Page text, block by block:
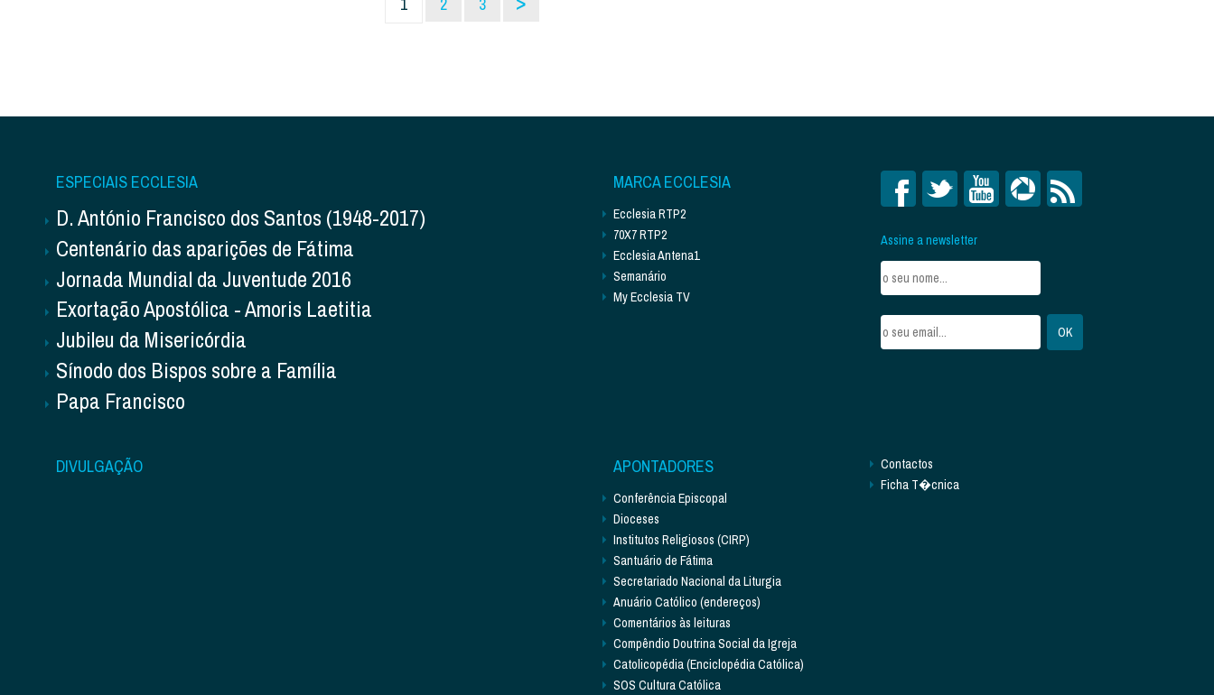
ESPECIAIS ECCLESIA
D. António Francisco dos Santos (1948-2017)
Centenário das aparições de Fátima
Jornada Mundial da Juventude 2016
Exortação Apostólica - Amoris Laetitia
Jubileu da Misericórdia
Sínodo dos Bispos sobre a Família
Papa Francisco
MARCA ECCLESIA
Ecclesia RTP2
70X7 RTP2
Ecclesia Antena1
Semanário
My Ecclesia TV
Assine a newsletter
DIVULGAÇÃO APONTADORES
Conferência Episcopal
Dioceses
Institutos Religiosos (CIRP)
Santuário de Fátima
Secretariado Nacional da Liturgia
Anuário Católico (endereços)
Comentários às leituras
Compêndio Doutrina Social da Igreja
Catolicopédia (Enciclopédia Católica)
SOS Cultura Católica
Contactos
Ficha T�cnica